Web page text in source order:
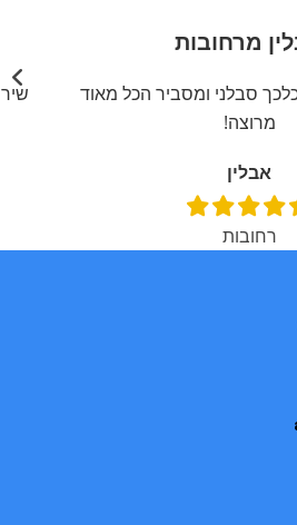
מרחובות
סבלני ומסביר הכל מאוד
מרוצה!
אבלין
רחובות